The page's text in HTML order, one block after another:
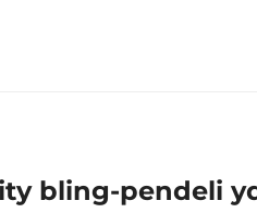
bling-pendeli